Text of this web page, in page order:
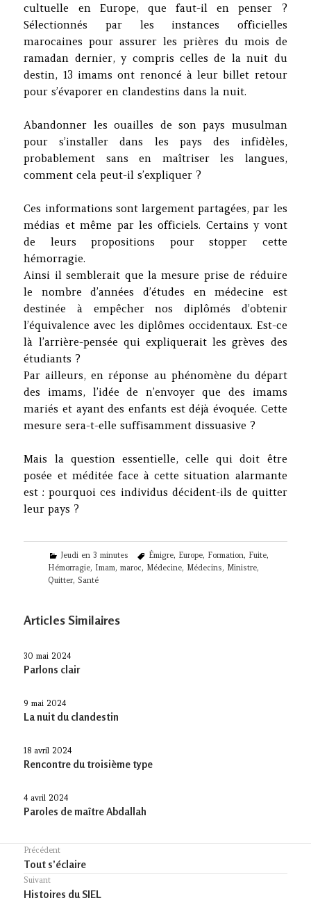
cultuelle en Europe, que faut-il en penser ?
Sélectionnés par les instances officielles
marocaines pour assurer les prières du mois de
ramadan dernier, y compris celles de la nuit du
destin, 13 imams ont renoncé à leur billet retour
pour s’évaporer en clandestins dans la nuit.
Abandonner les ouailles de son pays musulman
pour s’installer dans les pays des infidèles,
probablement sans en maîtriser les langues,
comment cela peut-il s’expliquer ?
Ces informations sont largement partagées, par les
médias et même par les officiels. Certains y vont
de leurs propositions pour stopper cette
hémorragie.
Ainsi il semblerait que la mesure prise de réduire
le nombre d’années d’études en médecine est
destinée à empêcher nos diplômés d’obtenir
l’équivalence avec les diplômes occidentaux. Est-ce
là l’arrière-pensée qui expliquerait les grèves des
étudiants ?
Par ailleurs, en réponse au phénomène du départ
des imams, l’idée de n’envoyer que des imams
mariés et ayant des enfants est déjà évoquée. Cette
mesure sera-t-elle suffisamment dissuasive ?
Mais la question essentielle, celle qui doit être
posée et méditée face à cette situation alarmante
est : pourquoi ces individus décident-ils de quitter
leur pays ?
Categories
Jeudi en 3 minutes Tags
Émigre, Europe, Formation, Fuite,
Hémorragie, Imam, maroc, Médecine, Médecins, Ministre,
Quitter, Santé
Articles Similaires
30 mai 2024
Parlons clair
9 mai 2024
La nuit du clandestin
18 avril 2024
Rencontre du troisième type
4 avril 2024
Paroles de maître Abdallah
Navigation
de
l’article
Précédent
Previous
post:
Tout s’éclaire
Suivant
Article
Histoires du SIEL